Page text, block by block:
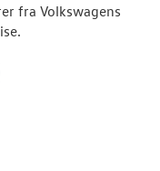
VÆRKSTED
fra Volkswagens